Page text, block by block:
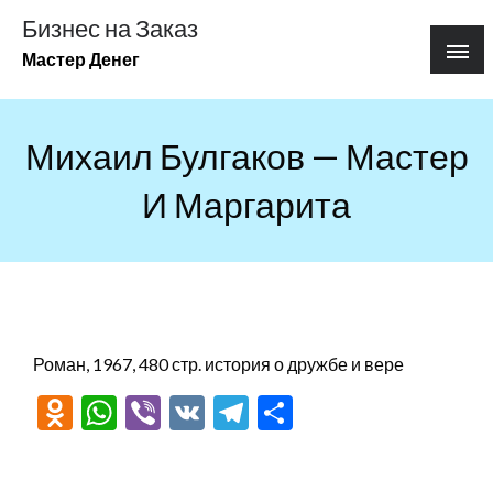
содержимому
Бизнес на Заказ
Мастер Денег
Михаил Булгаков — Мастер
И Маргарита
Роман, 1967, 480 стр. история о дружбе и вере
Odnoklassniki
WhatsApp
Viber
VK Telegram